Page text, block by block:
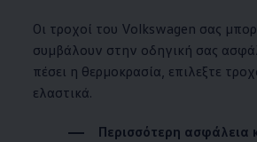
Οι τροχοί του Volkswagen σας
συμβάλουν στην οδηγική σας
πέσει η θερμοκρασία, επιλεξτε
ελαστικά.
Περισσότερη ασφάλεια